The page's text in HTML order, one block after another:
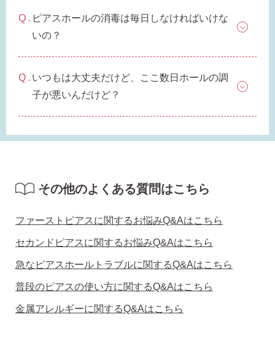
詳しく見る
フォローしてみてください。
ピアスの通販ショップ
ようこそ！！なでしこスタイルへ！
ピアスホールの消毒は毎日しなければいけな
いの？
いつもは大丈夫だけど、ここ数日ホールの調
子が悪いんだけど？
その他のよくある質問はこちら
ファーストピアスに関するお悩みQ&Aはこちら
セカンドピアスに関するお悩みQ&Aはこちら
急なピアスホールトラブルに関するQ&Aはこちら
普段のピアスの使い方に関するQ&Aはこちら
金属アレルギーに関するQ&Aはこちら